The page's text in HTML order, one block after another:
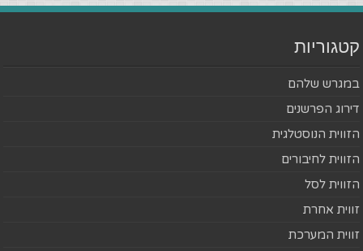
קטגוריות
במגרש שלהם
דירוג הפרשנים
הזווית הנוסטלגית
הזווית לחיבורים
הזווית לסל
זווית אחרת
זווית המערכת